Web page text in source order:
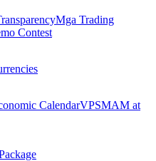
Mga Trading
Contest
CalendarVPSMAM at